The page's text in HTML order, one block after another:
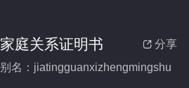
 分享
家庭关系证明书
别名：jiatingguanxizhengmingshu